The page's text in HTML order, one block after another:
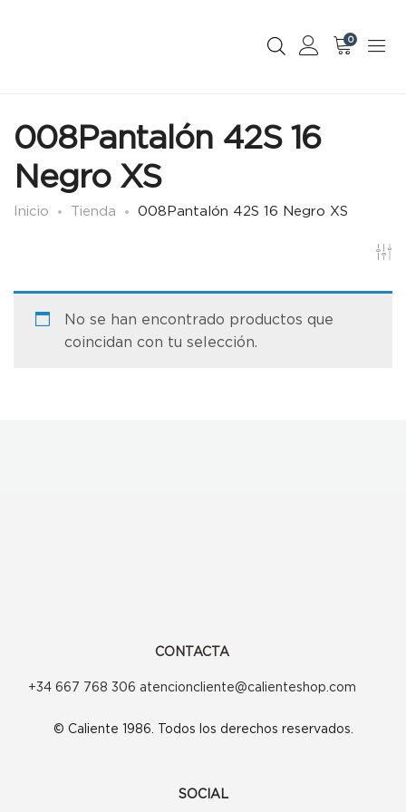
0
008Pantalón 42S 16
Negro XS
Inicio Tienda 008Pantalón 42S 16 Negro XS
No se han encontrado productos que
coincidan con tu selección.
CONTACTA
+34 667 768 306 atencioncliente@calienteshop.com
© Caliente 1986. Todos los derechos reservados.
SOCIAL